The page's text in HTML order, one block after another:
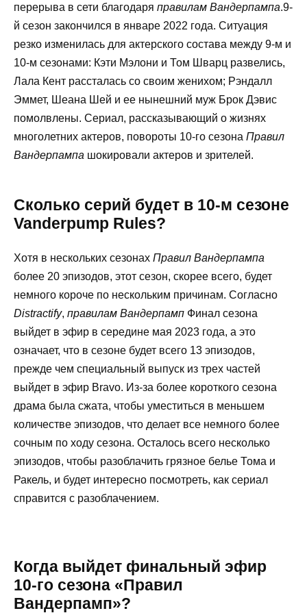
перерыва в сети благодаря правилам Вандерпампа.9-
й сезон закончился в январе 2022 года. Ситуация
резко изменилась для актерского состава между 9-м и
10-м сезонами: Кэти Мэлони и Том Шварц развелись,
Лала Кент рассталась со своим женихом; Рэндалл
Эммет, Шеана Шей и ее нынешний муж Брок Дэвис
помолвлены. Сериал, рассказывающий о жизнях
многолетних актеров, повороты 10-го сезона Правил
Вандерпампа шокировали актеров и зрителей.
Сколько серий будет в 10-м сезоне
Vanderpump Rules?
Хотя в нескольких сезонах Правил Вандерпампа
более 20 эпизодов, этот сезон, скорее всего, будет
немного короче по нескольким причинам. Согласно
Distractify, правилам Вандерпамп Финал сезона
выйдет в эфир в середине мая 2023 года, а это
означает, что в сезоне будет всего 13 эпизодов,
прежде чем специальный выпуск из трех частей
выйдет в эфир Bravo. Из-за более короткого сезона
драма была сжата, чтобы уместиться в меньшем
количестве эпизодов, что делает все немного более
сочным по ходу сезона. Осталось всего несколько
эпизодов, чтобы разоблачить грязное белье Тома и
Ракель, и будет интересно посмотреть, как сериал
справится с разоблачением.
Когда выйдет финальный эфир
10-го сезона «Правил
Вандерпамп»?